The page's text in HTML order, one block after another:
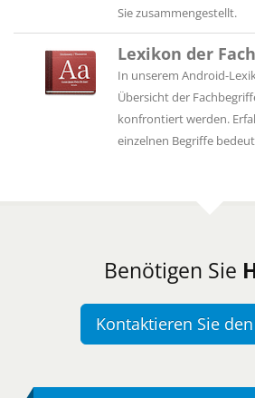
Sie zusammengestellt.
Lexikon der
In unserem Android-
Übersicht der
konfrontiert werden.
einzelnen Begriffe
Benötigen Sie
Kontaktieren Sie